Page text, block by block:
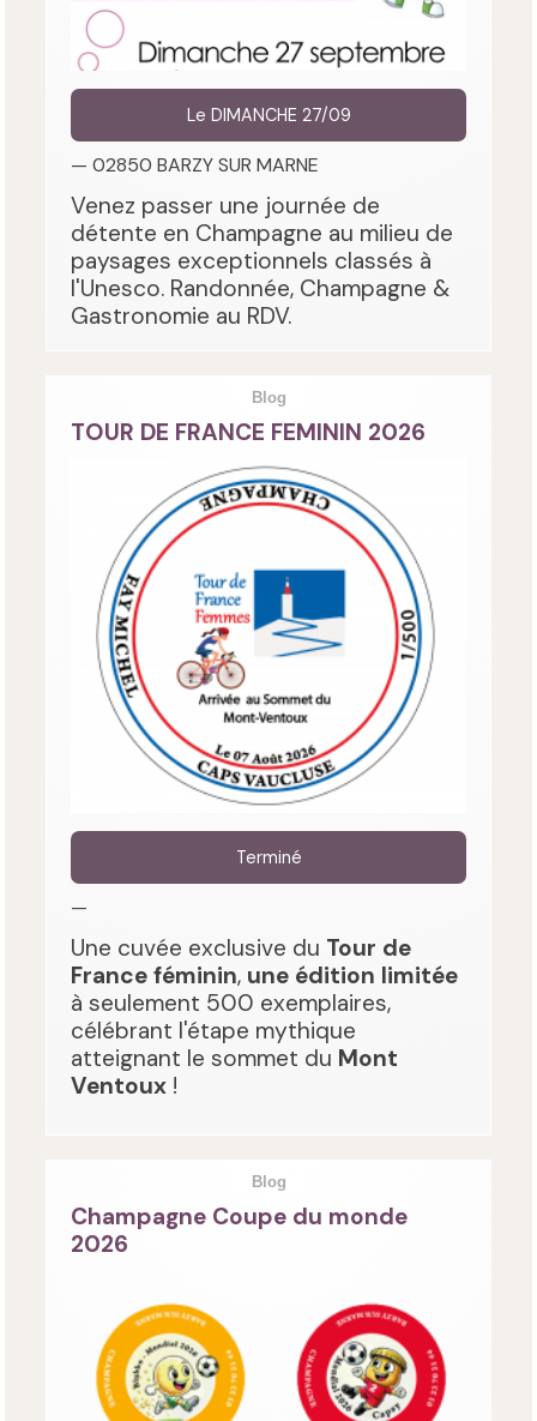
Le DIMANCHE 27/09
— 02850 BARZY SUR MARNE
Venez passer une journée de
détente en Champagne au milieu de
paysages exceptionnels classés à
l'Unesco. Randonnée, Champagne &
Gastronomie au RDV.
Blog
TOUR DE FRANCE FEMININ 2026
Terminé
—
Une cuvée exclusive du Tour de
France féminin, une édition limitée
à seulement 500 exemplaires,
célébrant l'étape mythique
atteignant le sommet du Mont
Ventoux !
Blog
Champagne Coupe du monde
2026